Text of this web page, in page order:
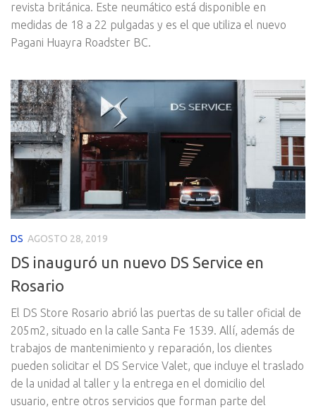
revista británica. Este neumático está disponible en
medidas de 18 a 22 pulgadas y es el que utiliza el nuevo
Pagani Huayra Roadster BC.
DS AGOSTO 28, 2019
DS inauguró un nuevo DS Service en
Rosario
El DS Store Rosario abrió las puertas de su taller oficial de
205m2, situado en la calle Santa Fe 1539. Allí, además de
trabajos de mantenimiento y reparación, los clientes
pueden solicitar el DS Service Valet, que incluye el traslado
de la unidad al taller y la entrega en el domicilio del
usuario, entre otros servicios que forman parte del